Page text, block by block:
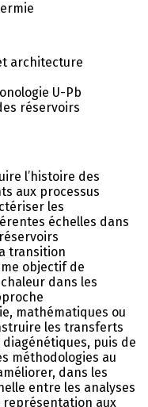
architecture
U-Pb
réservoirs
l’histoire des
aux processus
les
échelles dans
transition
objectif de
dans les
mathématiques ou
les transferts
puis de
méthodologies au
dans les
entre les analyses
représentation aux